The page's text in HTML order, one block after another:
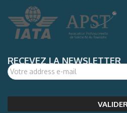
RECEVEZ LA NEWSLETTER